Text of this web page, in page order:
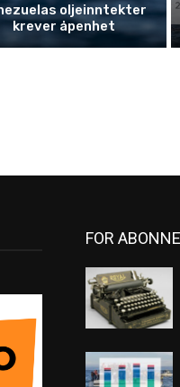
oljeinntekter
krever åpenhet
FOR